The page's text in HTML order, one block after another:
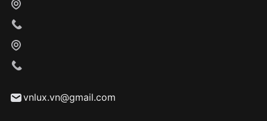
Từ khóa SEO:
vnlux.vn@gmail.com